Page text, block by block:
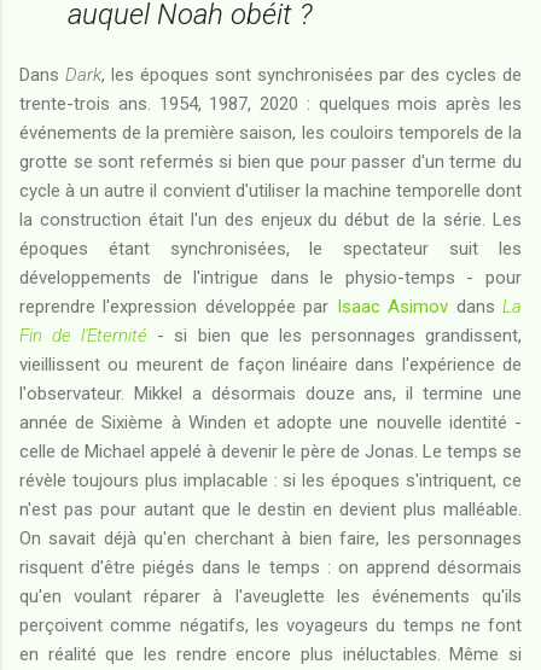
auquel Noah obéit ?
Dans Dark, les époques sont synchronisées par des cycles de
trente-trois ans. 1954, 1987, 2020 : quelques mois après les
événements de la première saison, les couloirs temporels de la
grotte se sont refermés si bien que pour passer d'un terme du
cycle à un autre il convient d'utiliser la machine temporelle dont
la construction était l'un des enjeux du début de la série. Les
époques étant synchronisées, le spectateur suit les
développements de l'intrigue dans le physio-temps - pour
reprendre l'expression développée par Isaac Asimov dansLa
Fin de l'Eternité - si bien que les personnages grandissent,
vieillissent ou meurent de façon linéaire dans l'expérience de
l'observateur. Mikkel a désormais douze ans, il termine une
année de Sixième à Winden et adopte une nouvelle identité -
celle de Michael appelé à devenir le père de Jonas. Le temps se
révèle toujours plus implacable : si les époques s'intriquent, ce
n'est pas pour autant que le destin en devient plus malléable.
On savait déjà qu'en cherchant à bien faire, les personnages
risquent d'être piégés dans le temps : on apprend désormais
qu'en voulant réparer à l'aveuglette les événements qu'ils
perçoivent comme négatifs, les voyageurs du temps ne font
en réalité que les rendre encore plus inéluctables. Même si